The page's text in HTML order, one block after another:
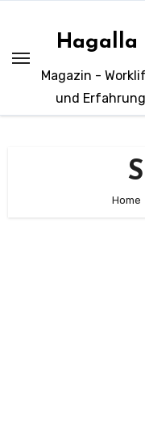
springen
Hagalla
Magazin -
und
Home